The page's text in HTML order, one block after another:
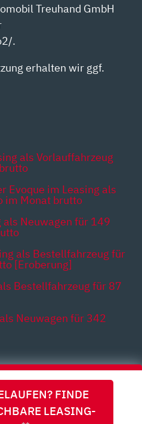
FINDE
LEASING-
Treuhand GmbH
.
erhalten wir ggf.
als Vorlauffahrzeug
Evoque im Leasing als
im Monat brutto
als Neuwagen für 149
als Bestellfahrzeug für
[Eroberung]
Bestellfahrzeug für 87
Neuwagen für 342